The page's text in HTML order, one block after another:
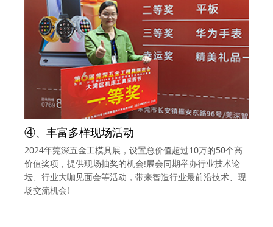
④、丰富多样现场活动
2024年莞深五金工模具展，设置总价值超过10万的50个高
价值奖项，提供现场抽奖的机会!展会同期举办行业技术论
坛、行业大咖见面会等活动，带来智造行业最前沿技术、现
场交流机会!